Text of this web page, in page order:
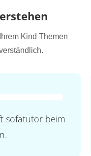
Kind Themen
sofatutor beim